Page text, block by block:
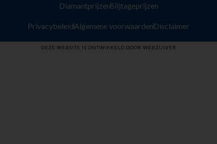
DiamantprijzenSlijtageprijzen
PrivacybeleidAlgemene voorwaarden Disclaimer
DEZE WEBSITE IS ONTWIKKELD DOOR WEBZUIVER